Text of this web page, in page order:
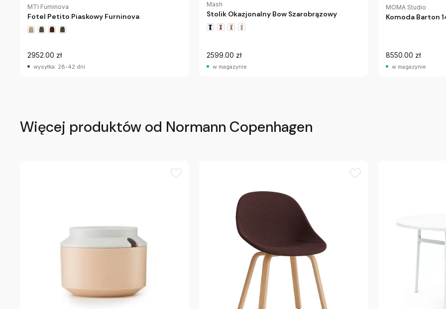
MTI Furninova
Fotel Petito Piaskowy Furninova
2952.00 zł
wysyłka: 28-42 dni
Mash
Stolik Okazjonalny Bow Szarobrązowy
2599.00 zł
w magazynie
MOMA Studio
Komoda Barton
8550.00 zł
w magazynie
Więcej produktów od Normann Copenhagen